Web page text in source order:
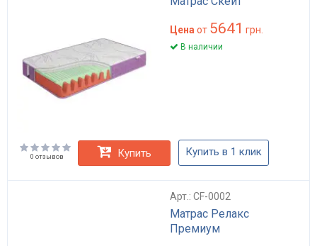
Цена от 5641 грн.
В наличии
0 отзывов Купить Купить в 1 клик
Арт.: CF-0002
Матрас Релакс
Премиум